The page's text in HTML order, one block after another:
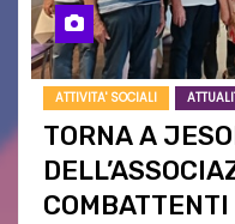
ATTIVITA' SOCIALI
TORNA A
COMBATTENTI